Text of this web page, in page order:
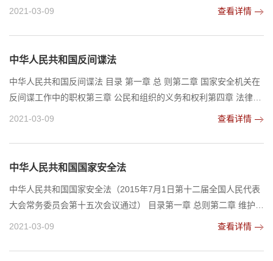
本细则的实施。公安、保密行政管理等其他有关部门和军队有关部
条 《反间谍法》所称“境外机构、组织”包括境外机构、组织在中华
人民共和国境内设立的分支（代表）机构和分支组织；所称“境外个
2021-03-09 查看详情
中华人民共和国反间谍法
中华人民共和国反间谍法 目录 第一章 总 则第二章 国家安全机关在
反间谍工作中的职权第三章 公民和组织的义务和权利第四章 法律责
任第五章 附 则 第一章 总 则第一条 为了防范、制止和惩治间谍行
中央统一领导，坚持公开工作与秘密工作相结合、专门工作与群众
路线相结合、积极防御、依法惩治的原则。第三条 国家安全机关是
2021-03-09 查看详情
中华人民共和国国家安全法
中华人民共和国国家安全法（2015年7月1日第十二届全国人民代表
大会常务委员会第十五次会议通过） 目录第一章 总则第二章 维护国
家安全的任务第三章 维护国家安全的职责第四章 国家安全制度第一
审查监管第五节 危机管控第五章 国家安全保障第六章 公民、组织的
2021-03-09 查看详情